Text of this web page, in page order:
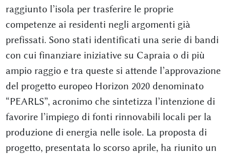
raggiunto l’isola per trasferire le proprie
competenze ai residenti negli argomenti già
prefissati. Sono stati identificati una serie di bandi
con cui finanziare iniziative su Capraia o di più
ampio raggio e tra queste si attende l’approvazione
del progetto europeo Horizon 2020 denominato
“PEARLS”, acronimo che sintetizza l’intenzione di
favorire l’impiego di fonti rinnovabili locali per la
produzione di energia nelle isole. La proposta di
progetto, presentata lo scorso aprile, ha riunito un